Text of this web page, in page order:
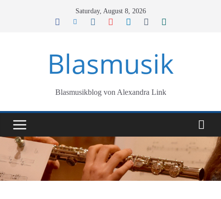
Saturday, August 8, 2026
Blasmusik
Blasmusikblog von Alexandra Link